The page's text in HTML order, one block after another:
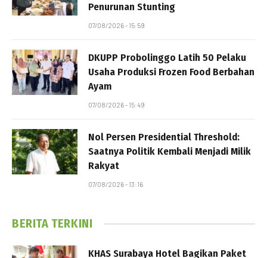
Penurunan Stunting
07/08/2026 - 15:59
DKUPP Probolinggo Latih 50 Pelaku
Usaha Produksi Frozen Food Berbahan
Ayam
07/08/2026 - 15:49
Nol Persen Presidential Threshold:
Saatnya Politik Kembali Menjadi Milik
Rakyat
07/08/2026 - 13:16
BERITA TERKINI
KHAS Surabaya Hotel Bagikan Paket